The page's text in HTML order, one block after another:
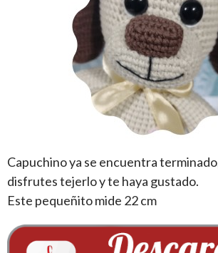
Capuchino ya se encuentra
disfrutes tejerlo y te haya gustado.
Este pequeñito mide 22 cm